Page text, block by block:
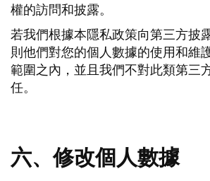
權的訪問和披露。
若我們根據本隱私政策向第三方披
則他們對您的個人數據的使用和維
範圍之內，並且我們不對此類第三
任。
六、修改個人數據